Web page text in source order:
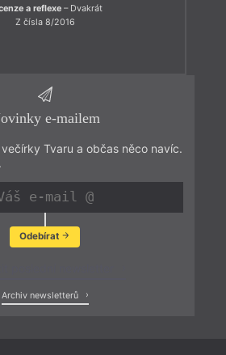
a reflexe – Dvakrát
Z čísla 8/2016
e-mailem
Tvaru a občas něco navíc.
Odebírat
Archiv newsletterů